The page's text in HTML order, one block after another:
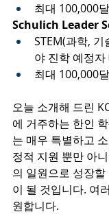
최대 100,000
Schulich Leader
STEM(과학, 기
야 진학 예정자
최대 100,000
오늘 소개해 드린
에 거주하는 한인
는 매우 특별하고
정적 지원 뿐만 아
의 일원으로 성장할
이 될 것입니다. 여
원합니다.